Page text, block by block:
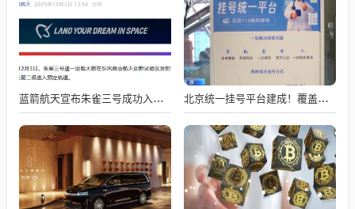
蓝箭航天宣布朱雀三号成功入轨，技术突破五大项，深入排查回收失败原因 北京统一挂号平台建成！覆盖近300家二三甲医院号源